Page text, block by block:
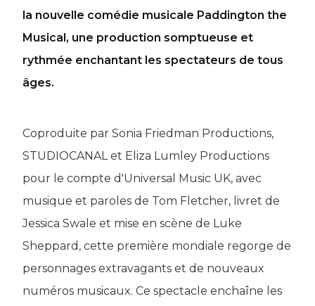
la nouvelle comédie musicale Paddington the
Musical, une production somptueuse et
rythmée enchantant les spectateurs de tous
âges.
Coproduite par Sonia Friedman Productions,
STUDIOCANAL et Eliza Lumley Productions
pour le compte d'Universal Music UK, avec
musique et paroles de Tom Fletcher, livret de
Jessica Swale et mise en scène de Luke
Sheppard, cette première mondiale regorge de
personnages extravagants et de nouveaux
numéros musicaux. Ce spectacle enchaîne les